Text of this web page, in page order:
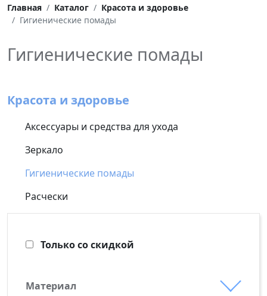
Главная Каталог
Красота и здоровье
Гигиенические помады
Гигиенические помады
Красота и здоровье
Аксессуары и средства для ухода
Зеркало
Гигиенические помады
Расчески
Только со скидкой
Материал